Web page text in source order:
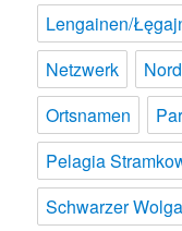
Lengainen/
Netzwerk
Ortsnamen
Pelagia
Schwarzer Wolga